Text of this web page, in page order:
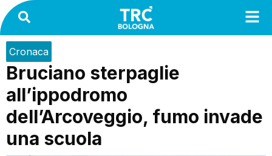
Cronaca
Bruciano sterpaglie
all’ippodromo
dell’Arcoveggio, fumo invade
una scuola